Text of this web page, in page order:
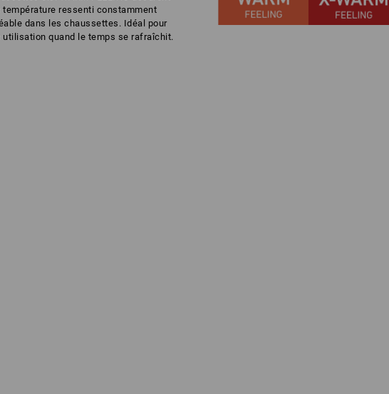
température ressenti constamment
dans les chaussettes. Idéal pour
utilisation quand le temps se rafraîchit.